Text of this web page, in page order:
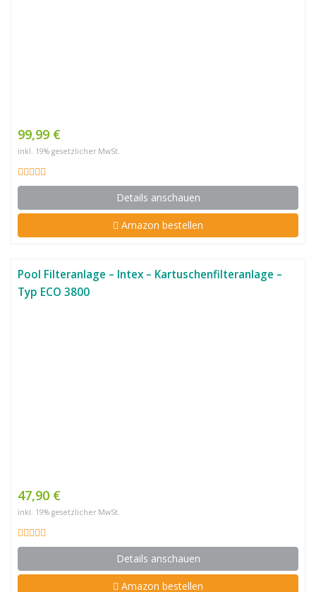
99,99 €
inkl. 19% gesetzlicher MwSt.
Details anschauen
Amazon bestellen
Pool Filteranlage – Intex – Kartuschenfilteranlage –
Typ ECO 3800
47,90 €
inkl. 19% gesetzlicher MwSt.
Details anschauen
Amazon bestellen